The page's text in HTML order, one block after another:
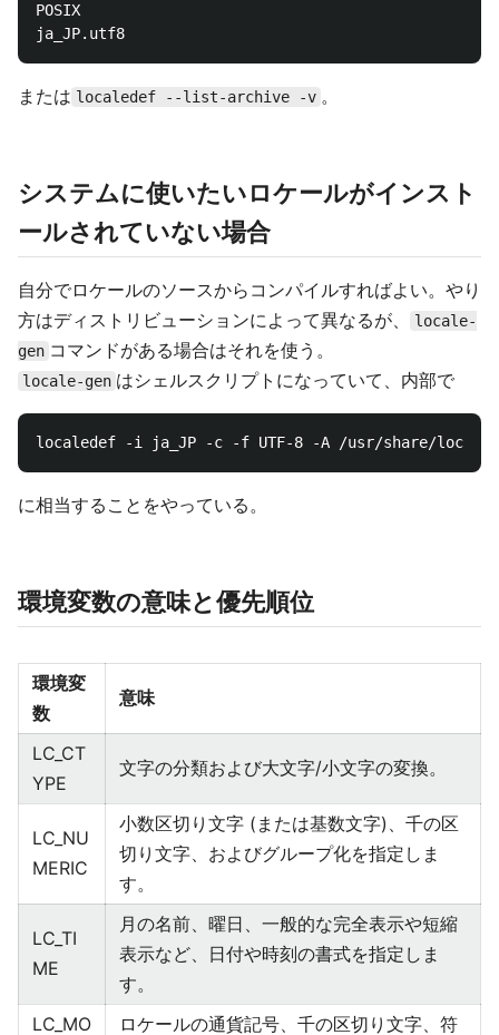
POSIX
または localedef --list-archive -v 。
システムに使いたいロケールがインスト
ールされていない場合
自分でロケールのソースからコンパイルすればよい。やり
方はディストリビューションによって異なるが、
locale-
gen コマンドがある場合はそれを使う。
locale-gen はシェルスクリプトになっていて、内部で
に相当することをやっている。
環境変数の意味と優先順位
環境変
数
意味
LC_CT
YPE
文字の分類および大文字/小文字の変換。
LC_NU
MERIC
小数区切り文字 (または基数文字)、千の区
切り文字、およびグループ化を指定しま
す。
LC_TI
ME
月の名前、曜日、一般的な完全表示や短縮
表示など、日付や時刻の書式を指定しま
す。
LC_MO
ロケールの通貨記号、千の区切り文字、符